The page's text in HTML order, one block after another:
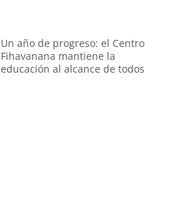
Un año de progreso: el Centro
Fihavanana mantiene la
educación al alcance de todos